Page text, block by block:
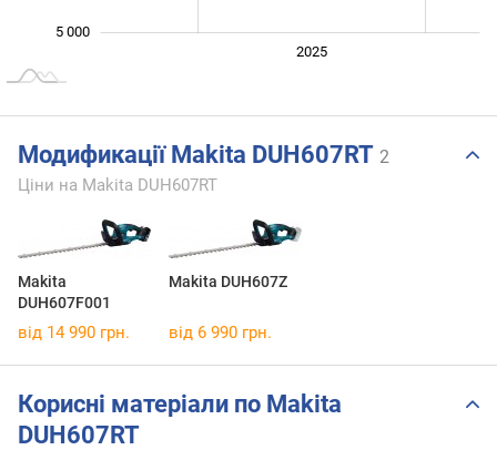
5 000
2025
Модификації Makita DUH607RT 2
Ціни на Makita DUH607RT
Makita
DUH607F001
Makita DUH607Z
від 14 990 грн. від 6 990 грн.
Корисні матеріали по Makita
DUH607RT